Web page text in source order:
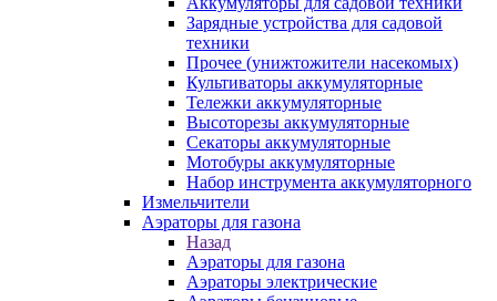
Зарядные устройства для садовой
техники
Прочее (унижтожители насекомых)
Культиваторы аккумуляторные
Тележки аккумуляторные
Высоторезы аккумуляторные
Секаторы аккумуляторные
Мотобуры аккумуляторные
Набор инструмента аккумуляторного
Измельчители
Аэраторы для газона
Назад
Аэраторы для газона
Аэраторы электрические